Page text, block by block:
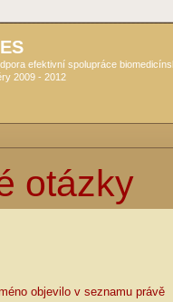
efektivní spolupráce
2009 - 2012
otázky
objevilo v seznamu právě